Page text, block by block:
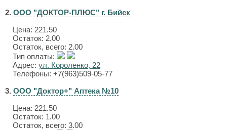
2. ООО "ДОКТОР-ПЛЮС" г. Бийск
Цена: 221.50
Остаток: 2.00
Остаток, всего: 2.00
Тип оплаты:
Адрес: ул. Короленко, 22
Телефоны: +7(963)509-05-77
3. ООО "Доктор+" Аптека №10
Цена: 221.50
Остаток: 1.00
Остаток, всего: 3.00